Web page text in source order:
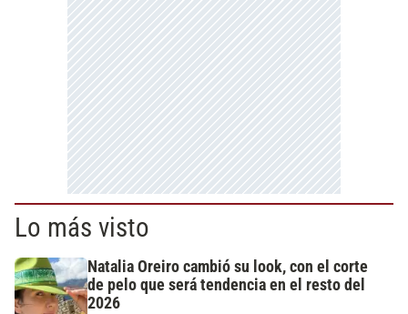
Lo más visto
Natalia Oreiro cambió su look, con el corte
de pelo que será tendencia en el resto del
2026